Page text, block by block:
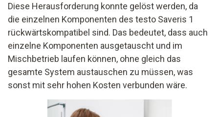
Diese Herausforderung konnte gelöst werden, da
die einzelnen Komponenten des testo Saveris 1
rückwärtskompatibel sind. Das bedeutet, dass auch
einzelne Komponenten ausgetauscht und im
Mischbetrieb laufen können, ohne gleich das
gesamte System austauschen zu müssen, was
sonst mit sehr hohen Kosten verbunden wäre.